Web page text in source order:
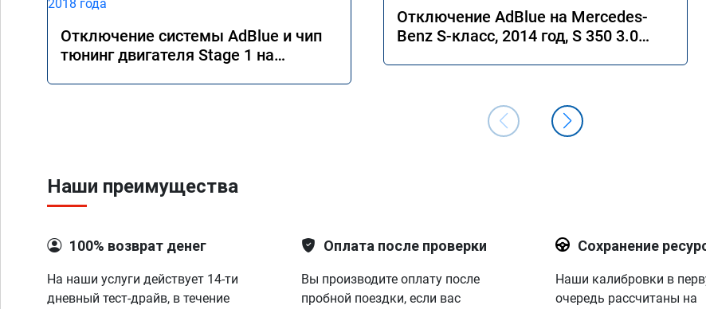
Отключение системы AdBlue и чип
тюнинг двигателя Stage 1 на
Отключение AdBlue на Mercedes-
Benz S-класс, 2014 год, S 350 3.0
Наши преимущества
100% возврат денег
На наши услуги действует 14-ти
дневный тест-драйв, в течение
Оплата после проверки
Вы производите оплату после
пробной поездки, если вас
Сохранение
Наши калибровки в
очередь рассчитаны на